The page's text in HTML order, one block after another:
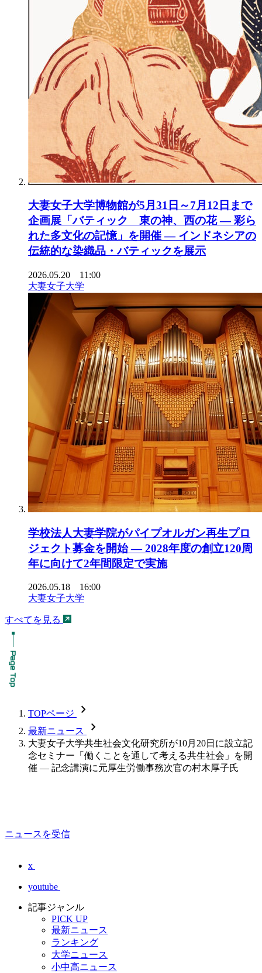
大妻女子大学博物館が5月31日～7月12日まで
企画展「バティック 東の神、西の花 ― 彩ら
れた多文化の記憶」を開催 ― インドネシアの
伝統的な染織品・バティックを展示
2026.05.20 11:00
大妻女子大学
学校法人大妻学院がパイプオルガン再生プロ
ジェクト募金を開始 ― 2028年度の創立120周
年に向けて2年間限定で実施
2026.05.18 16:00
大妻女子大学
すべてを見る
TOPページ chevron_forward
最新ニュース chevron_forward
大妻女子大学共生社会文化研究所が10月20日に設立記
念セミナー「働くことを通して考える共生社会」を開
催 — 記念講演に元厚生労働事務次官の村木厚子氏
ニュースを受信
x
youtube
記事ジャンル
PICK UP
最新ニュース
ランキング
大学ニュース
小中高ニュース